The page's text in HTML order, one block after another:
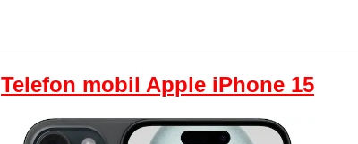
Telefon mobil Apple iPhone 15